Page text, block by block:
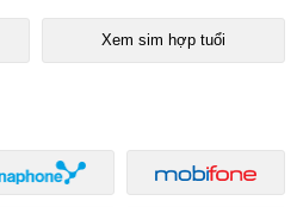
Xem sim hợp tuổi